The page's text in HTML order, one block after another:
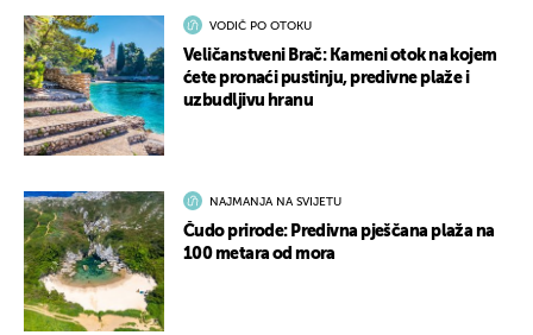
VODIČ PO OTOKU
Veličanstveni Brač: Kameni otok na kojem
ćete pronaći pustinju, predivne plaže i
uzbudljivu hranu
NAJMANJA NA SVIJETU
Čudo prirode: Predivna pješčana plaža na
100 metara od mora